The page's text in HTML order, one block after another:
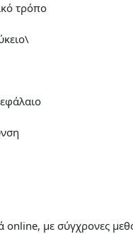
τρόπο
με σύγχρονες